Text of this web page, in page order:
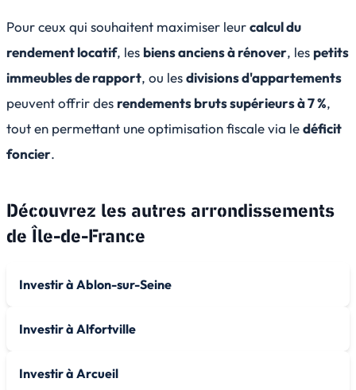
Pour ceux qui souhaitent maximiser leurcalcul du
rendement locatif, les biens anciens à rénover, les petits
immeubles de rapport, ou lesdivisions d'appartements
peuvent offrir des rendements bruts supérieurs à 7 %,
tout en permettant une optimisation fiscale via ledéficit
foncier.
Découvrez les autres arrondissements
deÎle-de-France
Investir à Ablon-sur-Seine
Investir à Alfortville
Investir à Arcueil